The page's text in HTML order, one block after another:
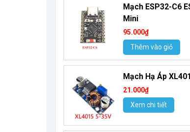
Mạch ESP32-C6
Mini
95.000₫
Thêm vào giỏ
Mạch Hạ Áp
21.000₫
Xem chi tiết